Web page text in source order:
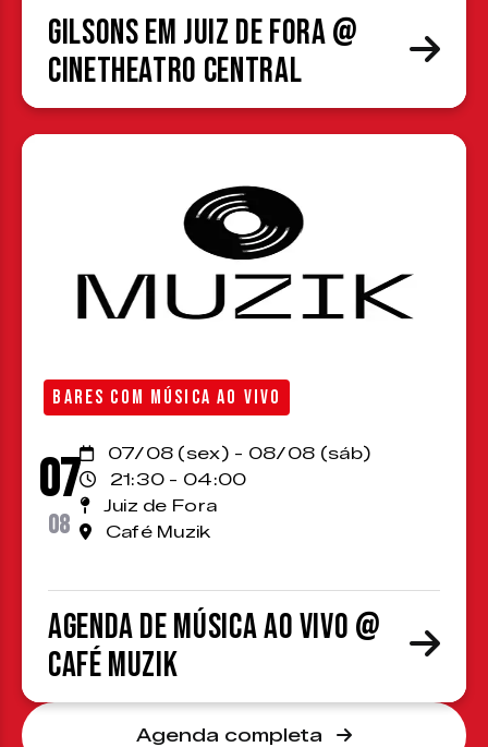
Gilsons em Juiz de Fora @
CineTheatro Central
BARES COM MÚSICA AO VIVO
07
08
07/08 (sex) - 08/08 (sáb)
21:30 - 04:00
Juiz de Fora
Café Muzik
Agenda de Música ao Vivo @
Café Muzik
Agenda completa